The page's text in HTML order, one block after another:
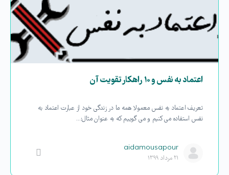
اعتماد به نفس و ۱۰ راهکار تقویت آن
تعریف اعتماد به نفس معمولا همه ما در زندگی خود از عبارت اعتماد به
نفس استفاده می کنیم و می گوییم که به عنوان مثال؛…
aidamousapour
۲۱ مرداد ۱۳۹۹